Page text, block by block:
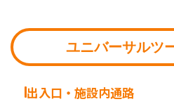
ユニバーサルツ
出入口・施設内通路